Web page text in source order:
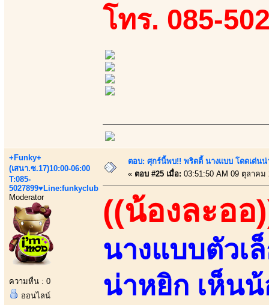
โทร. 085-
+Funky+
(เสนา.ซ.17)10:00-06:00
T:085-
5027899♥Line:funkyclub
Moderator
ความหื่น : 0
ออนไลน์
ตอบ: ศุกร์นี้พบ!! พริตตี้ นางแบบ โดดเด่นน่
« ตอบ #25 เมื่อ: 03:51:50 AM 09 ตุลาคม
((น้องละออ
นางแบบตัวเ
น่าหยิก เห็น